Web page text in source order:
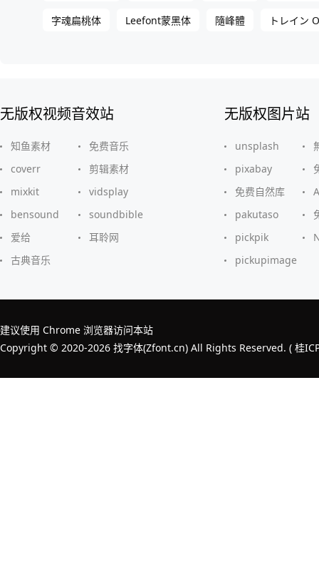
字魂扁桃体 Leefont蒙黑体 隨峰體 トレイン
无版权视频音效站
知鱼素材
免费音乐
coverr
剪辑素材
mixkit
vidsplay
bensound
soundbible
爱给
耳聆网
古典音乐
无版权图片站
unsplash
pixabay
免费自然库
pakutaso
pickpik
pickupimage
建议使用 Chrome 浏览器访问本站
Copyright © 2020-2026 找字体(Zfont.cn) All Rights Reserved. ( 桂